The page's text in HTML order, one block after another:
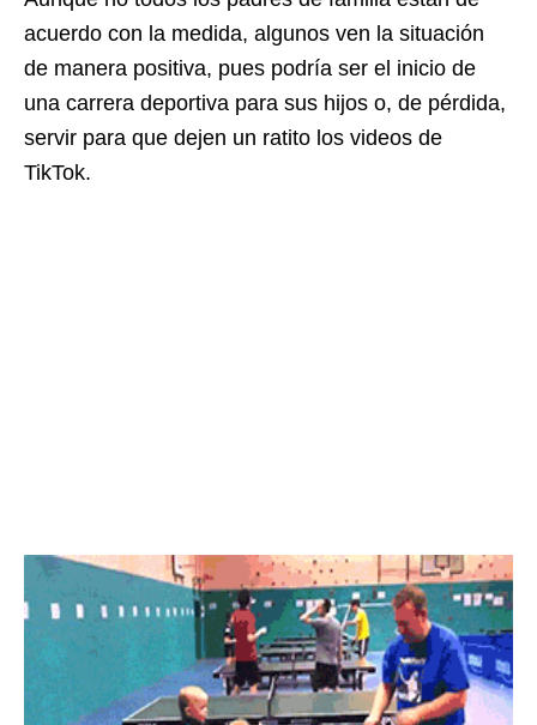
acuerdo con la medida, algunos ven la situación
de manera positiva, pues podría ser el inicio de
una carrera deportiva para sus hijos o, de pérdida,
servir para que dejen un ratito los videos de
TikTok.